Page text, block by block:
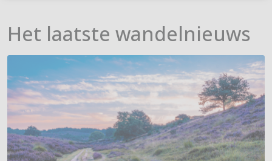
Het laatste wandelnieuws